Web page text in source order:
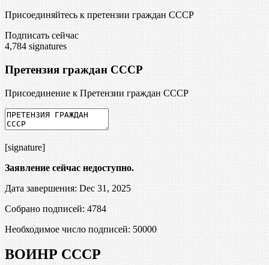
Присоединяйтесь к претензии граждан СССР
Подписать сейчас
4,784 signatures
Претензия граждан СССР
Присоединение к Претензии граждан СССР
[signature]
Заявление сейчас недоступно.
Дата завершения: Dec 31, 2025
Собрано подписей: 4784
Необходимое число подписей: 50000
ВОИНР СССР